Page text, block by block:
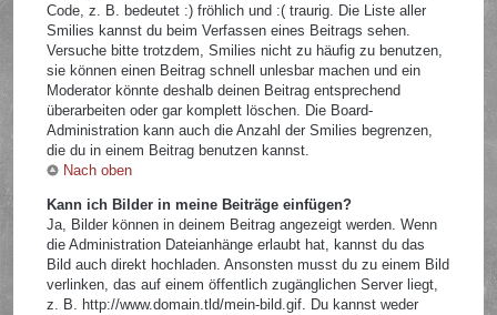
Code, z. B. bedeutet :) fröhlich und :( traurig. Die Liste aller
Smilies kannst du beim Verfassen eines Beitrags sehen.
Versuche bitte trotzdem, Smilies nicht zu häufig zu benutzen,
sie können einen Beitrag schnell unlesbar machen und ein
Moderator könnte deshalb deinen Beitrag entsprechend
überarbeiten oder gar komplett löschen. Die Board-
Administration kann auch die Anzahl der Smilies begrenzen,
die du in einem Beitrag benutzen kannst.
Nach oben
Kann ich Bilder in meine Beiträge einfügen?
Ja, Bilder können in deinem Beitrag angezeigt werden. Wenn
die Administration Dateianhänge erlaubt hat, kannst du das
Bild auch direkt hochladen. Ansonsten musst du zu einem Bild
verlinken, das auf einem öffentlich zugänglichen Server liegt,
z. B. http://www.domain.tld/mein-bild.gif. Du kannst weder